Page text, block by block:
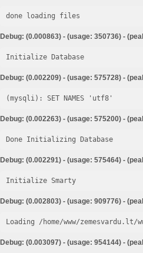
done loading files
Debug: (0.000863) - (usage: 350736) -
Initialize Database
Debug: (0.002209) - (usage: 575728) -
Debug: (0.002263) - (usage: 575200) -
Done Initializing Database
Debug: (0.002291) - (usage: 575464) -
Initialize Smarty
Debug: (0.002803) - (usage: 909776) -
Loading /home/www/
Debug: (0.003097) - (usage: 954144) -